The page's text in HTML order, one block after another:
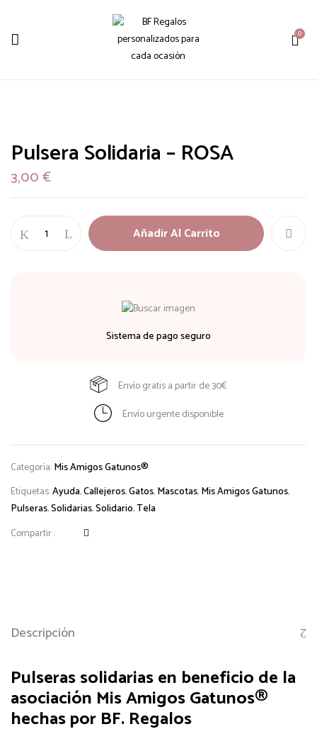
0
Pulsera Solidaria – ROSA
3,00€
Añadir Al Carrito
Sistema de pago seguro
Envío gratis a partir de 30€
Envío urgente disponible
Categoría:Mis Amigos Gatunos®
Etiquetas:Ayuda,Callejeros,Gatos,Mascotas,Mis Amigos Gatunos,
Pulseras,Solidarias,Solidario,Tela
Compartir :
Descripción
Pulseras solidarias en beneficio de la
asociación Mis Amigos Gatunos®
hechas por BF. Regalos